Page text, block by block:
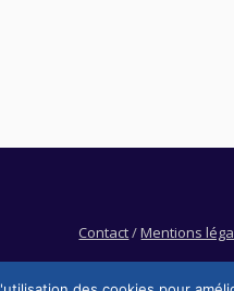
Contact/Mentions